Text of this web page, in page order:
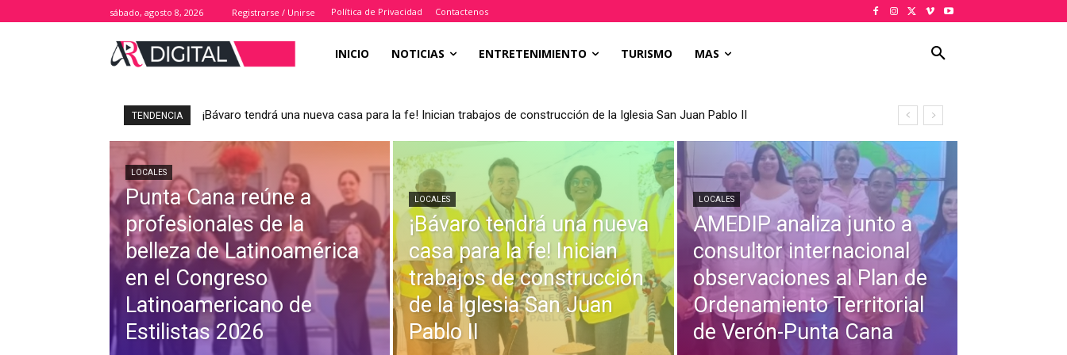
sábado, agosto 8, 2026 Registrarse / Unirse Política de Privacidad Contactenos
INICIO NOTICIAS ENTRETENIMIENTO TURISMO MAS
TENDENCIA ¡Bávaro tendrá una nueva casa para la fe! Inician trabajos de construcción de la Iglesia San Juan Pablo II
LOCALES
Punta Cana reúne a
profesionales de la
belleza de Latinoamérica
en el Congreso
Latinoamericano de
Estilistas 2026
LOCALES
¡Bávaro tendrá una nueva
casa para la fe! Inician
trabajos de construcción
de la Iglesia San Juan
Pablo II
LOCALES
AMEDIP analiza junto a
consultor internacional
observaciones al Plan de
Ordenamiento Territorial
de Verón-Punta Cana